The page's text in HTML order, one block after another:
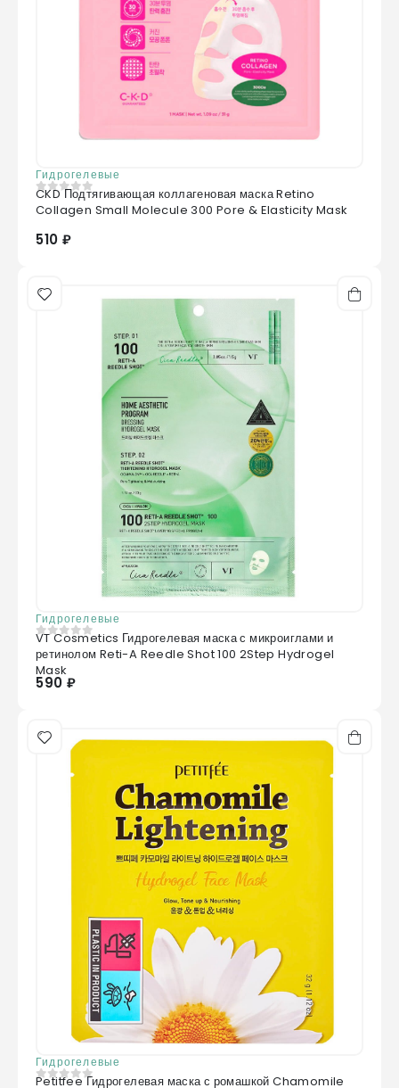
Гидрогелевые
0из 5
CKD Подтягивающая коллагеновая маска Retino
Collagen Small Molecule 300 Pore & Elasticity Mask
510 ₽
Гидрогелевые
0 из 5
VT Cosmetics Гидрогелевая маска с микроиглами и
ретинолом Reti-A Reedle Shot 100 2Step Hydrogel
Mask
590 ₽
Гидрогелевые
Petitfee Гидрогелевая маска с ромашкой Chamomile